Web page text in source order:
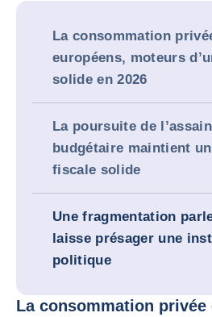
La consommation
européens, moteurs
solide en 2026
La poursuite de
budgétaire maintient
fiscale solide
Une fragmentation
laisse présager une
politique
La consommation